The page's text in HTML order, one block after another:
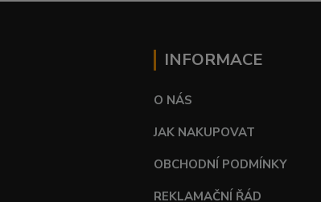
INFORMACE
O NÁS
JAK NAKUPOVAT
OBCHODNÍ PODMÍNKY
REKLAMAČNÍ ŘÁD